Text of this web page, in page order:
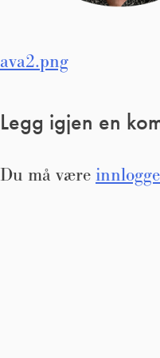
ava2.png
Legg igjen en
Du må være